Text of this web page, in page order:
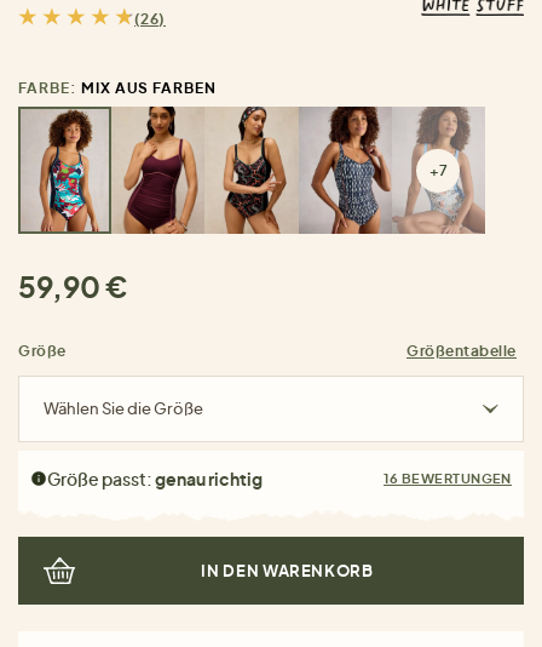
(26)
FARBE: MIX AUS FARBEN
+7
59,90 €
Größe Größentabelle
Wählen Sie die Größe
Größe passt:genau richtig 16 BEWERTUNGEN
IN DEN WARENKORB